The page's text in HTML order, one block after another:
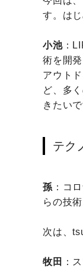
す。は
小池：
術を開
アウト
ど、多
きたいで
テク
孫 ：コ
らの技
次は、
牧田
：